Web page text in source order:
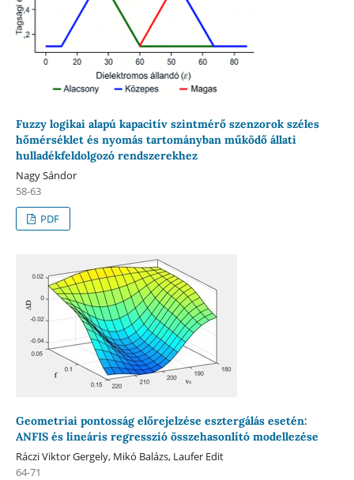
Fuzzy logikai alapú kapacitív szintmérő szenzorok széles
hőmérséklet és nyomás tartományban működő állati
hulladékfeldolgozó rendszerekhez
Nagy Sándor
58-63
PDF
Geometriai pontosság előrejelzése esztergálás esetén:
ANFIS és lineáris regresszió összehasonlító modellezése
Ráczi Viktor Gergely, Mikó Balázs, Laufer Edit
64-71